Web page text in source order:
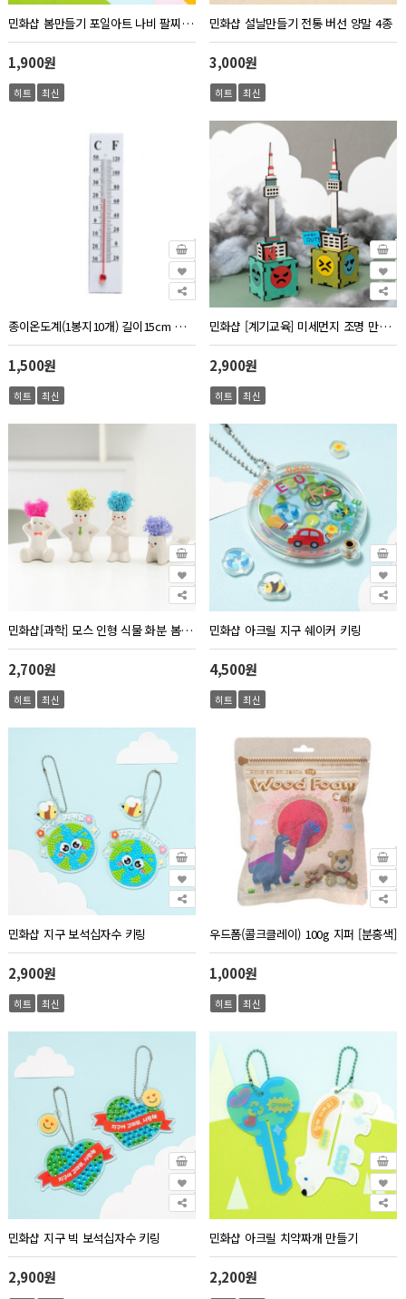
민화샵 봄만들기 포일아트 나비 팔찌 만들기
1,900원
히트 최신
민화샵 설날만들기 전통 버선 양말 4종
3,000원
히트 최신
종이온도계(1봉지10개) 길이15cm 넓이 2.3cm
1,500원
히트 최신
민화샵 [계기교육] 미세먼지 조명 만들기 환경 교육 무드등
2,900원
히트 최신
민화샵[과학] 모스 인형 식물 화분 봄 만들기
2,700원
히트 최신
민화샵 아크릴 지구 쉐이커 키링
4,500원
히트 최신
민화샵 지구 보석십자수 키링
2,900원
히트 최신
우드폼(콜크클레이) 100g 지퍼 [분홍색]
1,000원
히트 최신
민화샵 지구 빅 보석십자수 키링
2,900원
민화샵 아크릴 치약짜개 만들기
2,200원